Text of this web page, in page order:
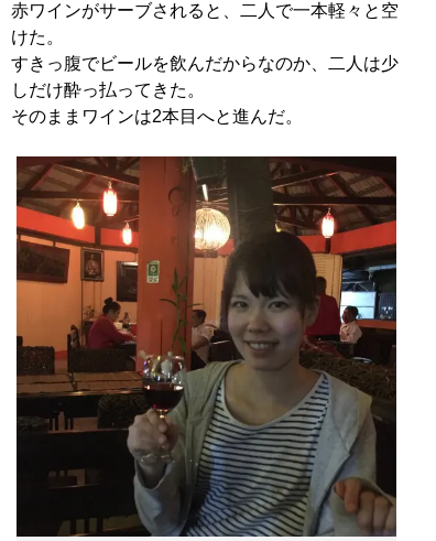
赤ワインがサーブされると、二人で一本軽々と空
けた。
すきっ腹でビールを飲んだからなのか、二人は少
しだけ酔っ払ってきた。
そのままワインは2本目へと進んだ。